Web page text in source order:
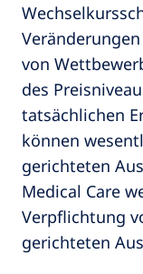
von
des
tatsächlichen
können
gerichteten
Medical Care
Verpflichtung
gerichteten